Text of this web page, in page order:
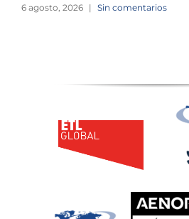
6 agosto, 2026 | Sin comentarios